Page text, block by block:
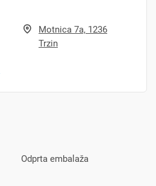
Odprta embalaža
Motnica 7a, 1236
Trzin